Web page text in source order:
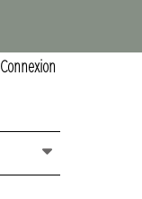
Connexion